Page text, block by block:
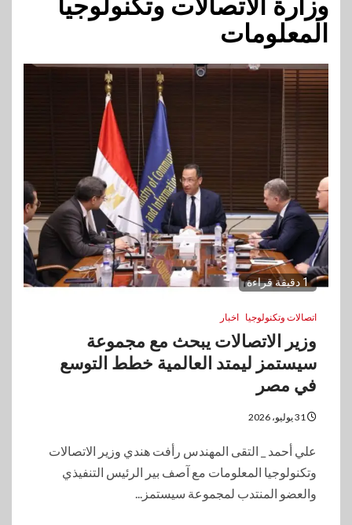
وزارة الاتصالات وتكنولوجيا
المعلومات
1 دقيقة قراءة
اتصالات وتكنولوجيا اخبار
وزير الاتصالات يبحث مع مجموعة
سيستمز ليمتد العالمية خطط التوسع
في مصر
علي أحمد _ التقى المهندس رأفت هندي وزير الاتصالات
وتكنولوجيا المعلومات مع آصف بير الرئيس التنفيذي
والعضو المنتدب لمجموعة سيستمز...